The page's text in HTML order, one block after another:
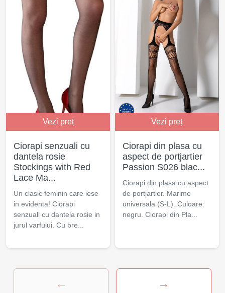
Vezi preț
Ciorapi senzuali cu
dantela rosie
Stockings with Red
Lace Ma...
Un clasic feminin care iese
in evidenta! Ciorapi
senzuali cu dantela rosie in
jurul varfului. Cu bre...
Vezi preț
Ciorapi din plasa cu
aspect de portjartier
Passion S026 blac...
Ciorapi din plasa cu aspect
de portjartier. Marime
universala (S-L). Culoare:
negru. Ciorapi din Pla...
← →